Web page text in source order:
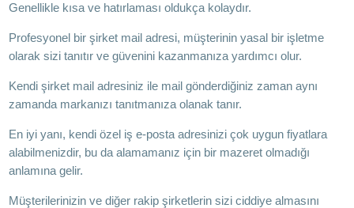
Genellikle kısa ve hatırlaması oldukça kolaydır.
Profesyonel bir şirket mail adresi, müşterinin yasal bir işletme
olarak sizi tanıtır ve güvenini kazanmanıza yardımcı olur.
Kendi şirket mail adresiniz ile mail gönderdiğiniz zaman aynı
zamanda markanızı tanıtmanıza olanak tanır.
En iyi yanı, kendi özel iş e-posta adresinizi çok uygun fiyatlara
alabilmenizdir, bu da alamamanız için bir mazeret olmadığı
anlamına gelir.
Müşterilerinizin ve diğer rakip şirketlerin sizi ciddiye almasını